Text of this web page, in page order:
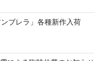
ブレラ」各種新作入荷